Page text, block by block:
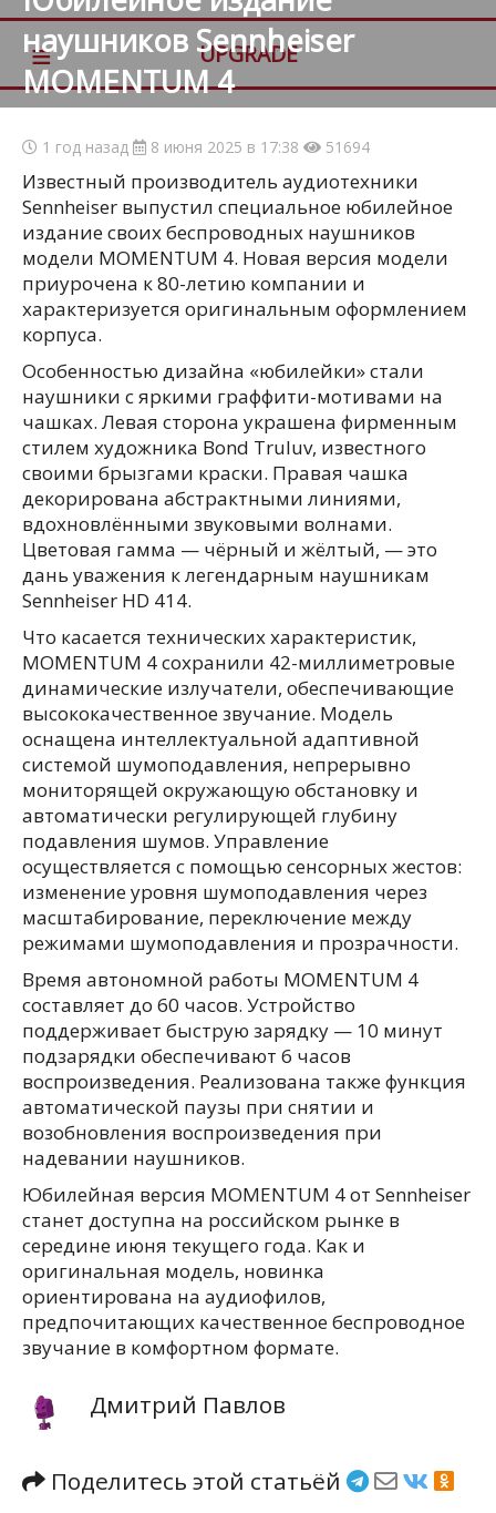
≡ UPGRADE
наушников Sennheiser
MOMENTUM 4
1 год назад 8 июня 2025 в 17:38 51694
Известный производитель аудиотехники
Sennheiser выпустил специальное юбилейное
издание своих беспроводных наушников
модели MOMENTUM 4. Новая версия модели
приурочена к 80-летию компании и
характеризуется оригинальным оформлением
корпуса.
Особенностью дизайна «юбилейки» стали
наушники с яркими граффити-мотивами на
чашках. Левая сторона украшена фирменным
стилем художника Bond Truluv, известного
своими брызгами краски. Правая чашка
декорирована абстрактными линиями,
вдохновлёнными звуковыми волнами.
Цветовая гамма — чёрный и жёлтый, — это
дань уважения к легендарным наушникам
Sennheiser HD 414.
Что касается технических характеристик,
MOMENTUM 4 сохранили 42-миллиметровые
динамические излучатели, обеспечивающие
высококачественное звучание. Модель
оснащена интеллектуальной адаптивной
системой шумоподавления, непрерывно
мониторящей окружающую обстановку и
автоматически регулирующей глубину
подавления шумов. Управление
осуществляется с помощью сенсорных жестов:
изменение уровня шумоподавления через
масштабирование, переключение между
режимами шумоподавления и прозрачности.
Время автономной работы MOMENTUM 4
составляет до 60 часов. Устройство
поддерживает быструю зарядку — 10 минут
подзарядки обеспечивают 6 часов
воспроизведения. Реализована также функция
автоматической паузы при снятии и
возобновления воспроизведения при
надевании наушников.
Юбилейная версия MOMENTUM 4 от Sennheiser
станет доступна на российском рынке в
середине июня текущего года. Как и
оригинальная модель, новинка
ориентирована на аудиофилов,
предпочитающих качественное беспроводное
звучание в комфортном формате.
Дмитрий Павлов
Поделитесь этой статьёй